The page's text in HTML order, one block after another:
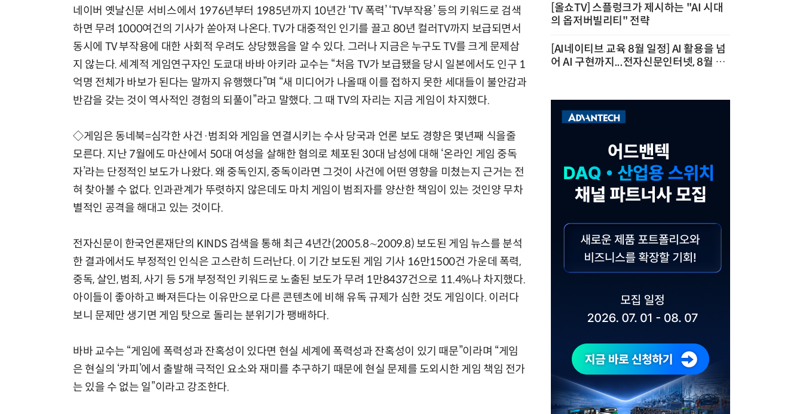
네이버 옛날신문 서비스에서 1976년부터 1985년까지 10년간 ‘TV 폭력’ ‘TV부작용’ 등의 키워드로 검색
하면 무려 1000여건의 기사가 쏟아져 나온다. TV가 대중적인 인기를 끌고 80년 컬러TV까지 보급되면서
동시에 TV 부작용에 대한 사회적 우려도 상당했음을 알 수 있다. 그러나 지금은 누구도 TV를 크게 문제삼
지 않는다. 세계적 게임연구자인 도쿄대 바바 아키라 교수는 “처음 TV가 보급됐을 당시 일본에서도 인구 1
억명 전체가 바보가 된다는 말까지 유행했다”며 “새 미디어가 나올때 이를 접하지 못한 세대들이 불안감과
반감을 갖는 것이 역사적인 경험의 되풀이”라고 말했다. 그 때 TV의 자리는 지금 게임이 차지했다.
◇게임은 동네북=심각한 사건·범죄와 게임을 연결시키는 수사 당국과 언론 보도 경향은 몇년째 식을줄
모른다. 지난 7월에도 마산에서 50대 여성을 살해한 혐의로 체포된 30대 남성에 대해 ‘온라인 게임 중독
자’라는 단정적인 보도가 나왔다. 왜 중독인지, 중독이라면 그것이 사건에 어떤 영향을 미쳤는지 근거는 전
혀 찾아볼 수 없다. 인과관계가 뚜렷하지 않은데도 마치 게임이 범죄자를 양산한 책임이 있는 것인양 무차
별적인 공격을 해대고 있는 것이다.
전자신문이 한국언론재단의 KINDS 검색을 통해 최근 4년간(2005.8∼2009.8) 보도된 게임 뉴스를 분석
한 결과에서도 부정적인 인식은 고스란히 드러난다. 이 기간 보도된 게임 기사 16만1500건 가운데 폭력,
중독, 살인, 범죄, 사기 등 5개 부정적인 키워드로 노출된 보도가 무려 1만8437건으로 11.4%나 차지했다.
아이들이 좋아하고 빠져든다는 이유만으로 다른 콘텐츠에 비해 유독 규제가 심한 것도 게임이다. 이러다
보니 문제만 생기면 게임 탓으로 돌리는 분위기가 팽배하다.
바바 교수는 “게임에 폭력성과 잔혹성이 있다면 현실 세계에 폭력성과 잔혹성이 있기 때문”이라며 “게임
은 현실의 ‘카피’에서 출발해 극적인 요소와 재미를 추구하기 때문에 현실 문제를 도외시한 게임 책임 전가
는 있을 수 없는 일”이라고 강조한다.
[올쇼TV] 스플렁크가 제시하는 "AI 시대
의 옵저버빌리티" 전략
[AI네이티브 교육 8월 일정] AI 활용을 넘
어 AI 구현까지...전자신문인터넷, 8월 실